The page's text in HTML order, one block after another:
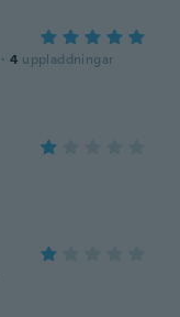
· 4 uppladdningar